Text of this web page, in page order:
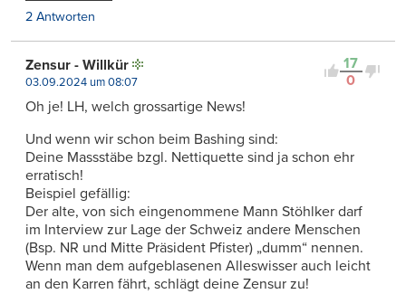
2 Antworten
17
0
Zensur - Willkür
03.09.2024 um 08:07
Oh je! LH, welch grossartige News!
Und wenn wir schon beim Bashing sind:
Deine Massstäbe bzgl. Nettiquette sind ja schon ehr
erratisch!
Beispiel gefällig:
Der alte, von sich eingenommene Mann Stöhlker darf
im Interview zur Lage der Schweiz andere Menschen
(Bsp. NR und Mitte Präsident Pfister) „dumm“ nennen.
Wenn man dem aufgeblasenen Alleswisser auch leicht
an den Karren fährt, schlägt deine Zensur zu!